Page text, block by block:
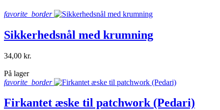
favorite_border
Sikkerhedsnål med krumning
34,00 kr.
På lager
favorite_border
Firkantet æske til patchwork (Pedari)